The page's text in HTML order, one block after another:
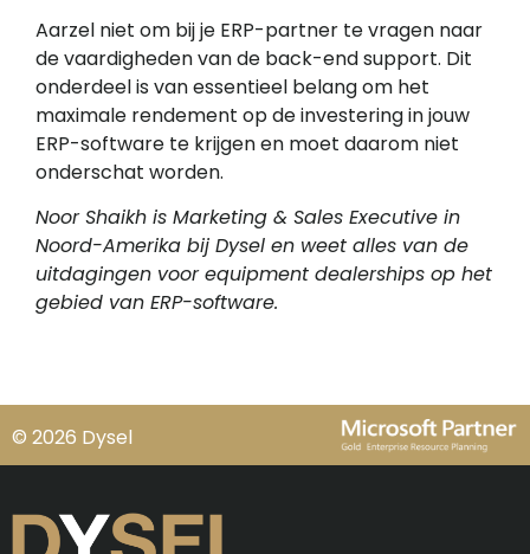
Aarzel niet om bij je ERP-partner te vragen naar
de vaardigheden van de back-end support. Dit
onderdeel is van essentieel belang om het
maximale rendement op de investering in jouw
ERP-software te krijgen en moet daarom niet
onderschat worden.
Noor Shaikh is Marketing & Sales Executive in
Noord-Amerika bij Dysel en weet alles van de
uitdagingen voor equipment dealerships op het
gebied van ERP-software.
© 2026 Dysel